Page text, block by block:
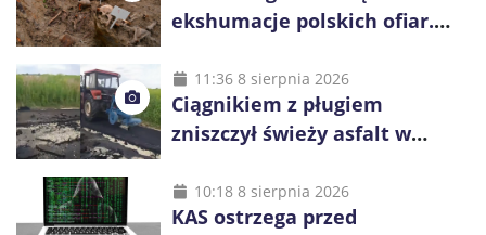
ekshumacje polskich ofiar.
i Ugły
11:36 8 sierpnia 2026
Ciągnikiem z pługiem
zniszczył świeży asfalt w
60-latka
10:18 8 sierpnia 2026
KAS ostrzega przed